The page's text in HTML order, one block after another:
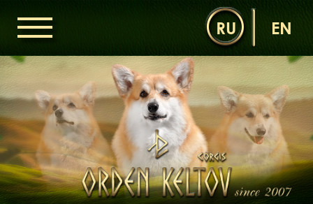
RU EN
ОРДЕН КЕЛЬТІВ
НОВИНИ
ДИТЯЧА КІМНАТА
КОНТАКТИ
НАШІ КОРГІ